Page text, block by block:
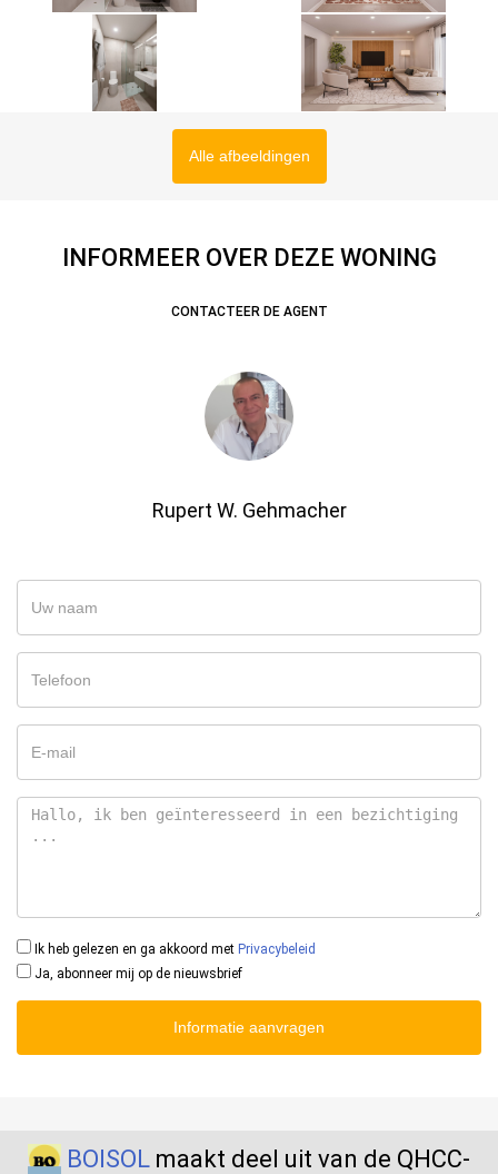
Alle afbeeldingen
INFORMEER OVER DEZE WONING
CONTACTEER DE AGENT
Rupert W. Gehmacher
Ik heb gelezen en ga akkoord met Privacybeleid
Ja, abonneer mij op de nieuwsbrief
Informatie aanvragen
BOISOL maakt deel uit van de QHCC-